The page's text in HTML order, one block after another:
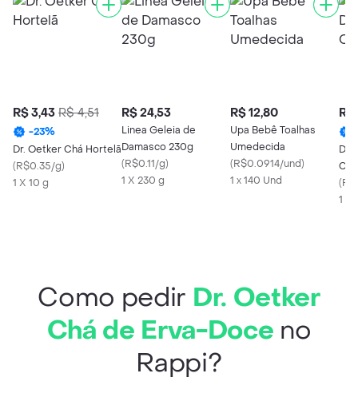
R$ 3,43 R$ 4,51
-23%
Dr. Oetker Chá Hortelã
(R$0.35/g)
1 X 10 g
R$ 24,53
Linea Geleia de
Damasco 230g
(R$0.11/g)
1 X 230 g
R$ 12,80
Upa Bebê Toalhas
Umedecida
(R$0.0914/und)
1 x 140 Und
R$
Dr.
(
1 X
Como pedir Dr. Oetker
Chá de Erva-Doce no
Rappi?